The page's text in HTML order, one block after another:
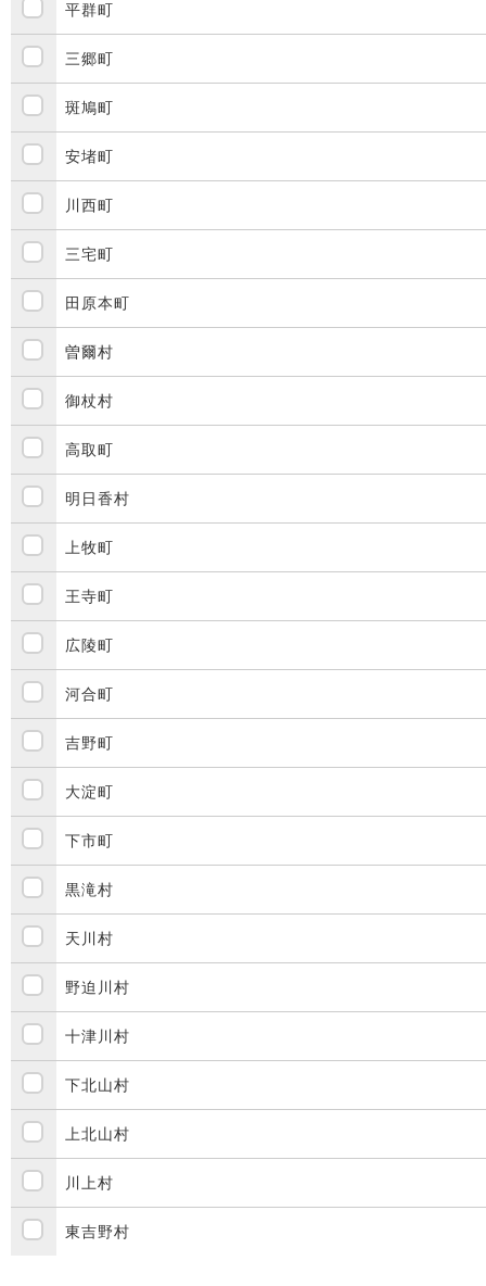
平群町
三郷町
斑鳩町
安堵町
川西町
三宅町
田原本町
曽爾村
御杖村
高取町
明日香村
上牧町
王寺町
広陵町
河合町
吉野町
大淀町
下市町
黒滝村
天川村
野迫川村
十津川村
下北山村
上北山村
川上村
東吉野村